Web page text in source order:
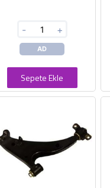
- +
AD
Sepete Ekle